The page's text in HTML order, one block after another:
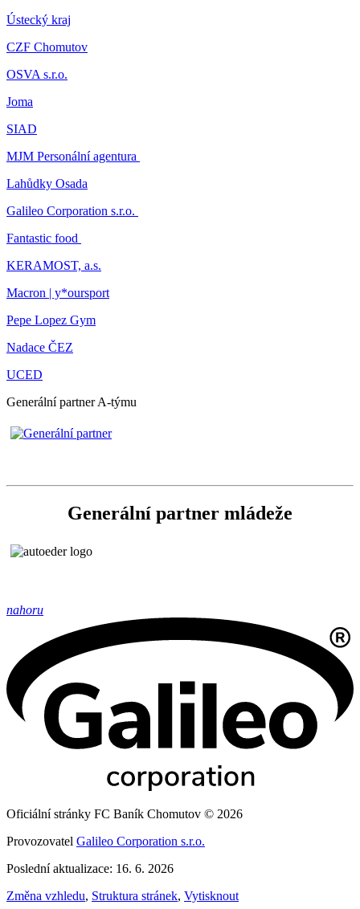
Ústecký kraj
CZF Chomutov
OSVA s.r.o.
Joma
SIAD
MJM Personální agentura
Lahůdky Osada
Galileo Corporation s.r.o.
Fantastic food
KERAMOST, a.s.
Macron | y*oursport
Pepe Lopez Gym
Nadace ČEZ
UCED
Generální partner A-týmu
Generální partner mládeže
nahoru
Oficiální stránky FC Baník Chomutov © 2026
Provozovatel Galileo Corporation s.r.o.
Poslední aktualizace: 16. 6. 2026
Změna vzhledu, Struktura stránek, Vytisknout